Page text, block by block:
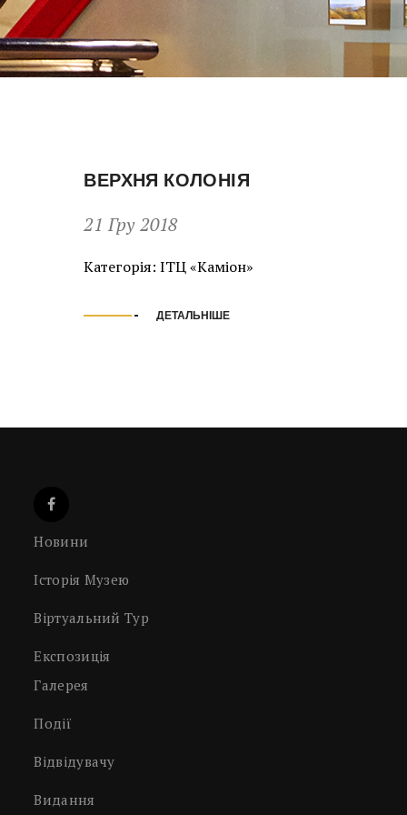
ВЕРХНЯ КОЛОНІЯ
21 Гру 2018
Категорія: ІТЦ «Каміон»
ДЕТАЛЬНІШЕ
Новини
Історія Музею
Віртуальний Тур
Експозиція
Галерея
Події
Відвідувачу
Видання